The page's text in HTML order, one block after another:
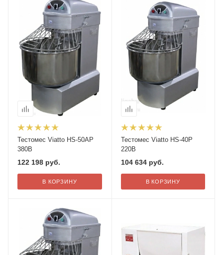
Тестомес Viatto HS-50AP
380В
122 198 руб.
В КОРЗИНУ
Тестомес Viatto HS-40P
220В
104 634руб.
В КОРЗИНУ